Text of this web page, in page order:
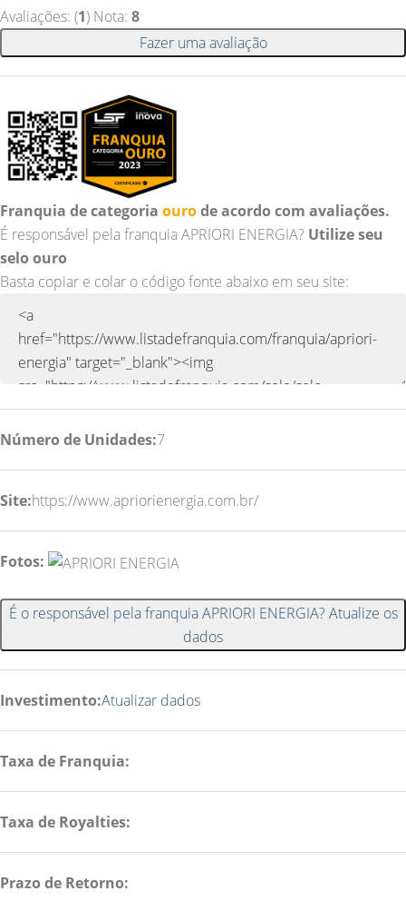
Avaliações: (1) Nota: 8
Fazer uma avaliação
Franquia de categoria ourode acordo com avaliações.
É responsável pela franquia APRIORI ENERGIA? Utilize seu
selo ouro
Basta copiar e colar o código fonte abaixo em seu site:
Número de Unidades:7
Site:https://www.apriorienergia.com.br/
Fotos:
É o responsável pela franquia APRIORI ENERGIA? Atualize os
dados
Investimento:Atualizar dados
Taxa de Franquia:
Taxa de Royalties:
Prazo de Retorno: